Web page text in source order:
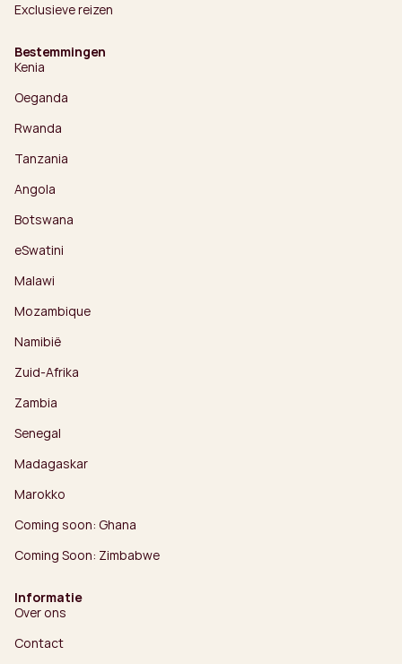
Exclusieve reizen
Bestemmingen
Kenia
Oeganda
Rwanda
Tanzania
Angola
Botswana
eSwatini
Malawi
Mozambique
Namibië
Zuid-Afrika
Zambia
Senegal
Madagaskar
Marokko
Coming soon: Ghana
Coming Soon: Zimbabwe
Informatie
Over ons
Contact